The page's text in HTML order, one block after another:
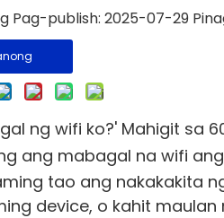
Pag-publish: 2025-07-29
ng wifi ko?' Mahigit sa
ang mabagal na wifi
tao ang nakakakita
device, o kahit maulan